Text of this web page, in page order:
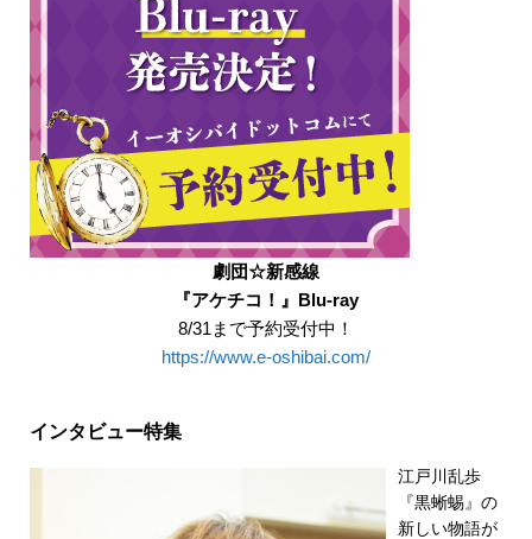
劇団☆新感線
『アケチコ！』Blu-ray
8/31まで予約受付中！
https://www.e-oshibai.com/
インタビュー特集
江戸川乱歩
『黒蜥蜴』の
新しい物語が